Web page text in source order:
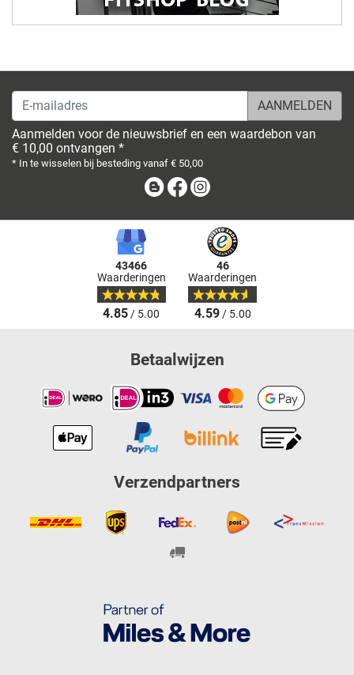
E-mailadres
Aanmelden voor de nieuwsbrief en een waardebon van
€ 10,00 ontvangen *
* In te wisselen bij besteding vanaf € 50,00
BlogFacebook
43466
Waarderingen
4.85/ 5.00
46
Waarderingen
4.59/ 5.00
Betaalwijzen
Verzendpartners